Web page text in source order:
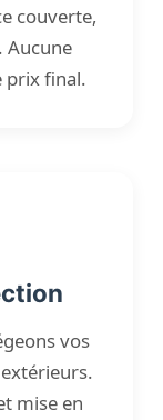
couverte,
Aucune
prix final.
vos
mise en